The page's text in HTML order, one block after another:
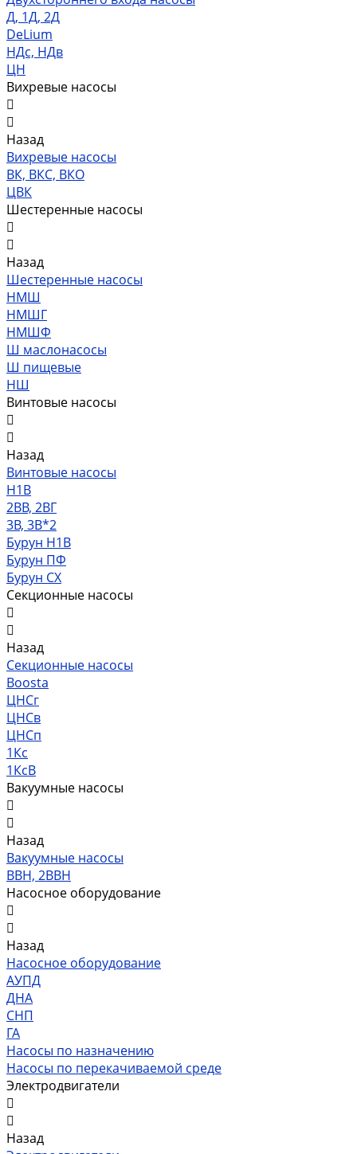
Д, 1Д, 2Д
DeLium
НДс, НДв
ЦН
Вихревые насосы
Назад
Вихревые насосы
ВК, ВКС, ВКО
ЦВК
Шестеренные насосы
Назад
Шестеренные насосы
НМШ
НМШГ
НМШФ
Ш маслонасосы
Ш пищевые
НШ
Винтовые насосы
Назад
Винтовые насосы
Н1В
2ВВ, 2ВГ
3В, 3В*2
Бурун Н1В
Бурун ПФ
Бурун СХ
Секционные насосы
Назад
Секционные насосы
Boosta
ЦНСг
ЦНСв
ЦНСп
1Кс
1КсВ
Вакуумные насосы
Назад
Вакуумные насосы
ВВН, 2ВВН
Насосное оборудование
Назад
Насосное оборудование
АУПД
ДНА
СНП
ГА
Насосы по назначению
Насосы по перекачиваемой среде
Электродвигатели
Назад